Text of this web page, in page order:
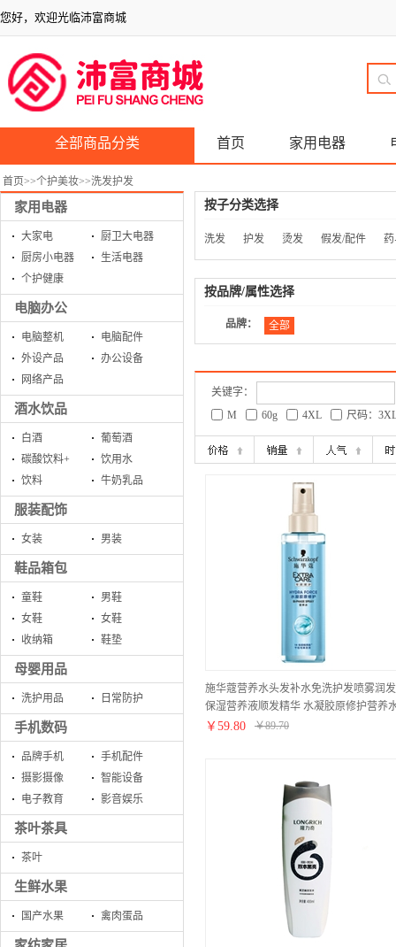
您好，欢迎光临沛富商城
全部商品分类 首页 家用电器
首页>>个护美妆>>洗发护发
家用电器
大家电
厨卫大电器
厨房小电器
生活电器
个护健康
电脑办公
电脑整机
电脑配件
外设产品
办公设备
网络产品
酒水饮品
白酒
葡萄酒
碳酸饮料+
饮用水
饮料
牛奶乳品
服装配饰
女装 男装
鞋品箱包
童鞋
男鞋
女鞋
女鞋
收纳箱
鞋垫
母婴用品
洗护用品 日常防护
手机数码
品牌手机
手机配件
摄影摄像
智能设备
电子教育
影音娱乐
茶叶茶具
茶叶
生鲜水果
国产水果 禽肉蛋品
按子分类选择
洗发 护发 烫发 假发/配件
按品牌/属性选择
品牌： 全部
关键字：
M
60g 4XL 尺码：
施华蔻营养水头发补水免洗护发喷雾润发
保湿营养液顺发精华 水凝胶原修护营养
150ml(补水保湿防静电)
￥ 59.80 ￥89.70